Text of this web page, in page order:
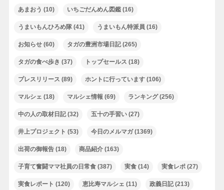
あまおう (10) いちごだんめん図鑑(16)
うまいもんひろめ隊(41) うまいもん特派員 (16)
お知らせ(60) タガの豊洲市場日記(265)
タガの食べ歩き (37) トップセールス (18)
プレスリリース (89) ホントに行っています(106)
マルシェ (18) マルシェ情報 (69) ランキング(256)
中の人の取材日記(32) 五十の手習い(27)
井上プロジェクト (53) 今日のメルマガ(1369)
出荷の御報告(18) 商品紹介(163)
子育て奮闘ママ社員の日常食(387) 実食(14) 実食レポ(27)
実食レポート (120) 恵比寿マルシェ (11) 政義日記(213)